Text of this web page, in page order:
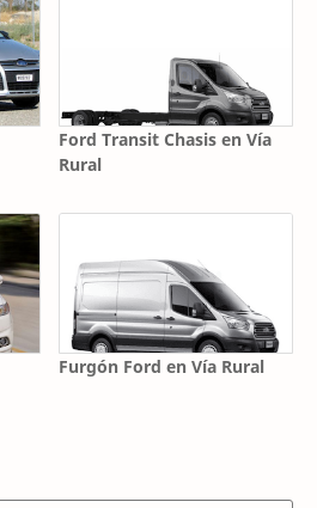
Ford Transit Chasis en Vía
Rural
Furgón Ford en Vía Rural